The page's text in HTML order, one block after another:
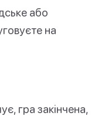
або
на
гра закінчена,